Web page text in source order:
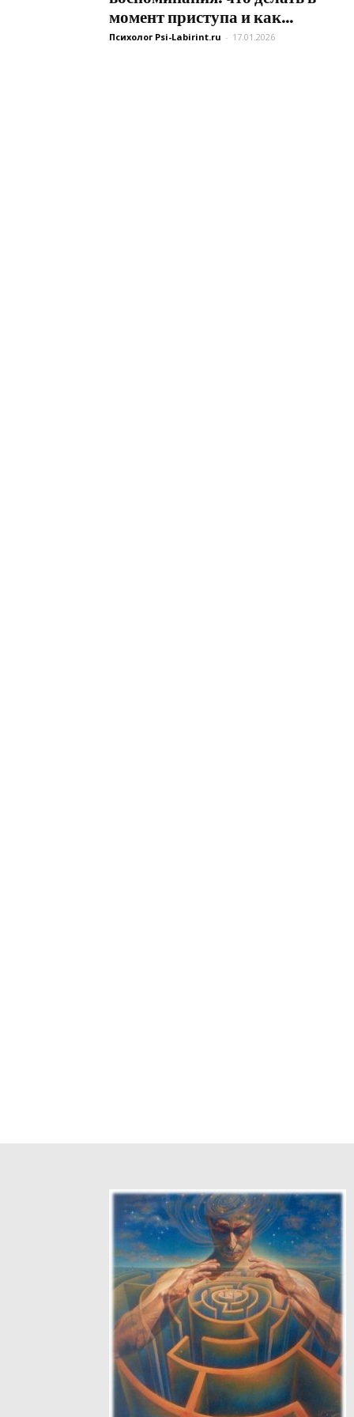
момент приступа и как...
Психолог Psi-Labirint.ru - 17.01.2026